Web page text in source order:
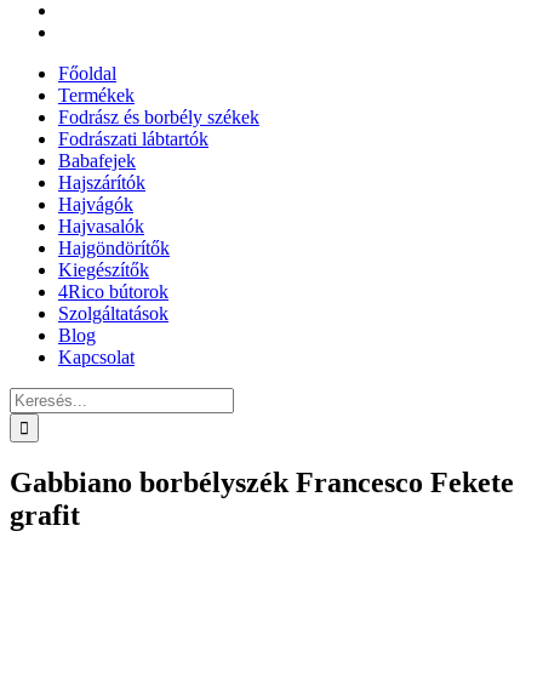
Főoldal
Termékek
Fodrász és borbély székek
Fodrászati lábtartók
Babafejek
Hajszárítók
Hajvágók
Hajvasalók
Hajgöndörítők
Kiegészítők
4Rico bútorok
Szolgáltatások
Blog
Kapcsolat
Keresés...
Gabbiano borbélyszék Francesco Fekete
grafit